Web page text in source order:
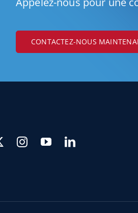
CONTACTEZ-NOUS